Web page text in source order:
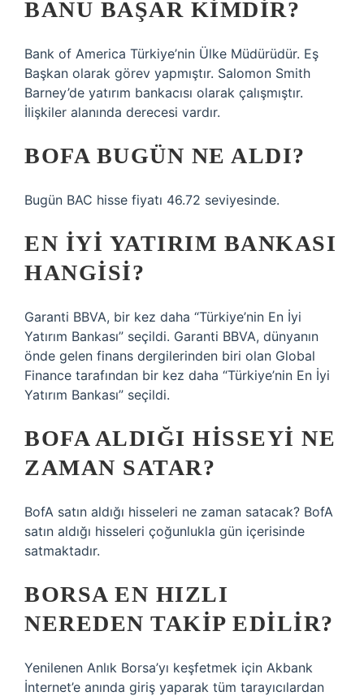
BANU BAŞAR KIMDIR?
Bank of America Türkiye’nin Ülke Müdürüdür. Eş
Başkan olarak görev yapmıştır. Salomon Smith
Barney’de yatırım bankacısı olarak çalışmıştır.
İlişkiler alanında derecesi vardır.
BOFA BUGÜN NE ALDI?
Bugün BAC hisse fiyatı 46.72 seviyesinde.
EN IYI YATIRIM BANKASI
HANGISI?
Garanti BBVA, bir kez daha “Türkiye’nin En İyi
Yatırım Bankası” seçildi. Garanti BBVA, dünyanın
önde gelen finans dergilerinden biri olan Global
Finance tarafından bir kez daha “Türkiye’nin En İyi
Yatırım Bankası” seçildi.
BOFA ALDIĞI HISSEYI NE
ZAMAN SATAR?
BofA satın aldığı hisseleri ne zaman satacak? BofA
satın aldığı hisseleri çoğunlukla gün içerisinde
satmaktadır.
BORSA EN HIZLI
NEREDEN TAKIP EDILIR?
Yenilenen Anlık Borsa’yı keşfetmek için Akbank
İnternet’e anında giriş yaparak tüm tarayıcılardan